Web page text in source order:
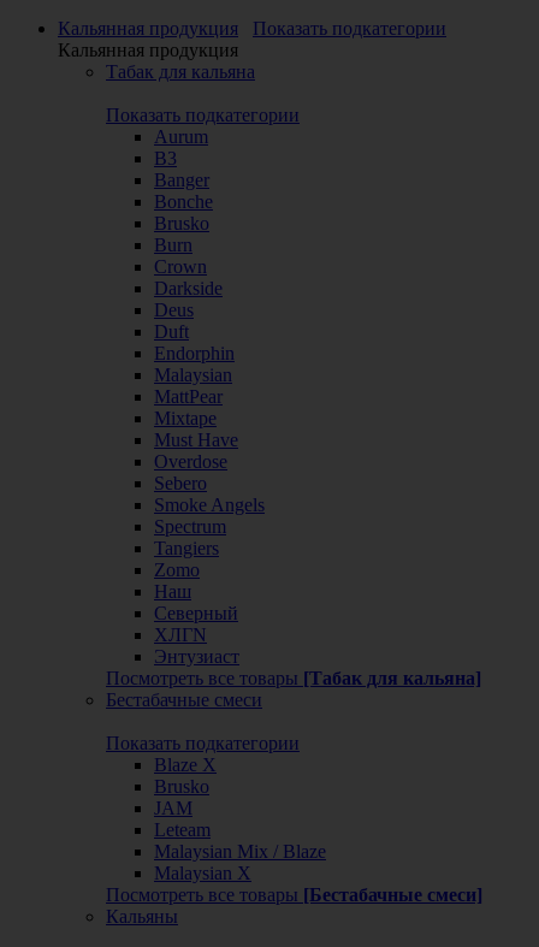
Кальянная продукция
Показать подкатегории
Кальянная продукция
Табак для кальяна
Показать подкатегории
Aurum
B3
Banger
Bonche
Brusko
Burn
Crown
Darkside
Deus
Duft
Endorphin
Malaysian
MattPear
Mixtape
Must Have
Overdose
Sebero
Smoke Angels
Spectrum
Tangiers
Zomo
Наш
Северный
ХЛГN
Энтузиаст
Посмотреть все товары [Табак для кальяна]
Бестабачные смеси
Показать подкатегории
Blaze X
Brusko
JAM
Leteam
Malaysian Mix / Blaze
Malaysian X
Посмотреть все товары [Бестабачные смеси]
Кальяны